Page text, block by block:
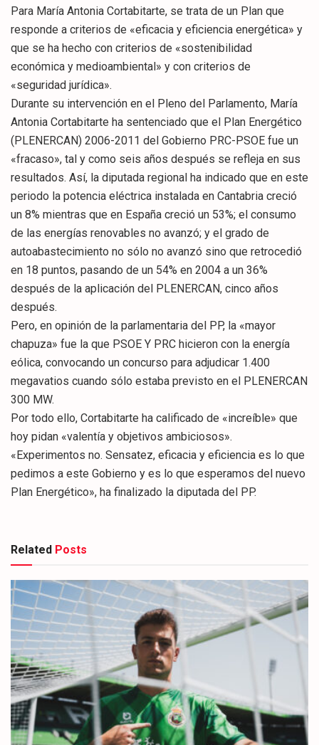
Para María Antonia Cortabitarte, se trata de un Plan que
responde a criterios de «eficacia y eficiencia energética» y
que se ha hecho con criterios de «sostenibilidad
económica y medioambiental» y con criterios de
«seguridad jurídica».
Durante su intervención en el Pleno del Parlamento, María
Antonia Cortabitarte ha sentenciado que el Plan Energético
(PLENERCAN) 2006-2011 del Gobierno PRC-PSOE fue un
«fracaso», tal y como seis años después se refleja en sus
resultados. Así, la diputada regional ha indicado que en este
periodo la potencia eléctrica instalada en Cantabria creció
un 8% mientras que en España creció un 53%; el consumo
de las energías renovables no avanzó; y el grado de
autoabastecimiento no sólo no avanzó sino que retrocedió
en 18 puntos, pasando de un 54% en 2004 a un 36%
después de la aplicación del PLENERCAN, cinco años
después.
Pero, en opinión de la parlamentaria del PP, la «mayor
chapuza» fue la que PSOE Y PRC hicieron con la energía
eólica, convocando un concurso para adjudicar 1.400
megavatios cuando sólo estaba previsto en el PLENERCAN
300 MW.
Por todo ello, Cortabitarte ha calificado de «increíble» que
hoy pidan «valentía y objetivos ambiciosos».
«Experimentos no. Sensatez, eficacia y eficiencia es lo que
pedimos a este Gobierno y es lo que esperamos del nuevo
Plan Energético», ha finalizado la diputada del PP.
Related Posts